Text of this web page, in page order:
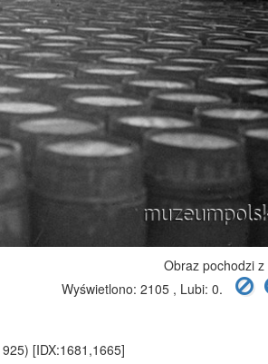
Obraz pochodzi z
Wyświetlono: 2105 , Lubi: 0.
[IDX:1681,1665]